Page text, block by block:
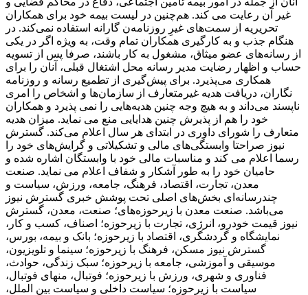
غیر آن رعایت می کند. هم‌چنین در لیست بیمه خود برای همکاران
تحریریه از سمت‌های غیرِ روزنامه‌ن گارانه استفاده نمی‌کند. در
هنگام جذب و به کارگیری همکاران تمام وقت، به ‌ویژه اگر در یکی
از رسانه‌های عضو میثاق، مشغول به کار باشند، صرفا پس از تسویه‌
حساب و اظهار رضایت مدیر رسانه محل اشتغال قبلی، آنان را برای
همکاری می‌پذیرد. برای پیش‌گیری از تطمیع رسانه و روزنامه
‌نگاران، دریافت هدیه غیرمتعارف از سازمان‌ها و اشخاص را امری
ناپسند می‌داند و به ‌هیچ ‌وجه چنین هدیه‌هایی را نمی پذیرد و همکاران
خود را هم از پذیرش چنین هدایایی منع می نماید. میزان هدیه
متعارف را شورای داوری در ابتدای هر سال اعلام می‌کند. گسترش
نیوز صراحتا وابستگی‌های مالی و تشکیلاتی و گرایش‌های خود را
رسما اعلام می کند و مناسبات مالی خود با وابستگان اشاره شده و
حامیان خود را به ‌طور آشکار و شفاف اعلام می نماید. صنعت
معدن، تجارت، اقتصاد، فرهنگ، جامعه، ورزش، سیاست و
چندرسانه‌ای بخش‌های اصلی تحت پوشش خبری گسترش نیوز
می‌باشد. صنعت معدن با زیرحوزه‌های؛ صنعت، معدن، گسترش
نیوز قیمت خودرو، انرژی، تجارت با زیرحوزه؛ اصناف، کسب و کار،
نمایشگاه و گردشگری، اقتصاد با زیرحوزه؛ بانک و بیمه، بورس،
گسترش نیوز مسکن، فرهنگ با زیرحوزه؛ سینما و تلویزیون،
موسیقی و آموزشی، جامعه با زیرحوزه؛ سبک زندگی، حوادث،
فناوری و شهری، ورزش با زیرحوزه؛ فوتبال، منهای فوتبال،
سیاست با زیرحوزه؛ سیاست داخلی و سیاست بین الملل،